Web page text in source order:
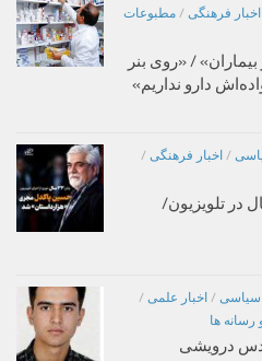
اخبار فرهنگی / مطبوعات
/ «روی بنر
دارو نداریم»
/ اخبار فرهنگی /
پاکدل پس از ۳۳ سال در تلویزیون/
سیاسی / اخبار علمی /
ها
درویشی